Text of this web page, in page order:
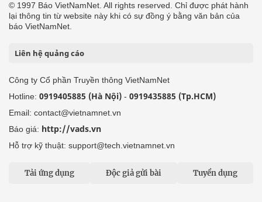
© 1997 Báo VietNamNet. All rights reserved. Chỉ được phát hành
lại thông tin từ website này khi có sự đồng ý bằng văn bản của
báo VietNamNet.
Liên hệ quảng cáo
Công ty Cổ phần Truyền thông VietNamNet
Hotline: 0919405885 (Hà Nội) - 0919435885 (Tp.HCM)
Email: contact@vietnamnet.vn
Báo giá: http://vads.vn
Hỗ trợ kỹ thuật: support@tech.vietnamnet.vn
Tải ứng dụng Độc giả gửi bài Tuyển dụng